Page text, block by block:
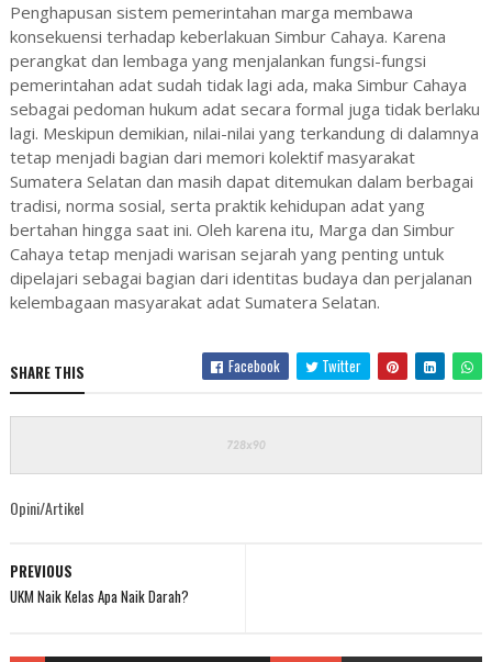
Penghapusan sistem pemerintahan marga membawa
konsekuensi terhadap keberlakuan Simbur Cahaya. Karena
perangkat dan lembaga yang menjalankan fungsi-fungsi
pemerintahan adat sudah tidak lagi ada, maka Simbur Cahaya
sebagai pedoman hukum adat secara formal juga tidak berlaku
lagi. Meskipun demikian, nilai-nilai yang terkandung di dalamnya
tetap menjadi bagian dari memori kolektif masyarakat
Sumatera Selatan dan masih dapat ditemukan dalam berbagai
tradisi, norma sosial, serta praktik kehidupan adat yang
bertahan hingga saat ini. Oleh karena itu, Marga dan Simbur
Cahaya tetap menjadi warisan sejarah yang penting untuk
dipelajari sebagai bagian dari identitas budaya dan perjalanan
kelembagaan masyarakat adat Sumatera Selatan.
SHARE THIS Facebook Twitter
Opini/Artikel
PREVIOUS
UKM Naik Kelas Apa Naik Darah?